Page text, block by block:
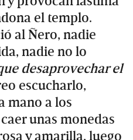
el templo.
al Ñero, nadie
nadie no lo
desaprovechar el
escucharlo,
mano a los
unas monedas